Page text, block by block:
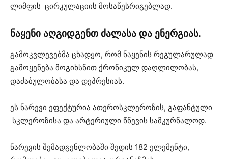
ლიმფის ცირკულაციის მოსაწესრიგებლად.
ნაყენი აღგიდგენთ ძალასა და ენერგიას.
გამოკვლევებმა ცხადყო, რომ ნაყენის რეგულარულად
გამოყენება მოგიხსნით ქრონიკულ დაღლილობას,
დაძაბულობასა და დეპრესიას.
ეს ნარევი ეფექტურია ათეროსკლეროზის, გაფანტული
სკლეროზისა და არტერიული წნევის სამკურნალოდ.
ნარევის შემადგენლობაში შედის 182 ელემენტი,